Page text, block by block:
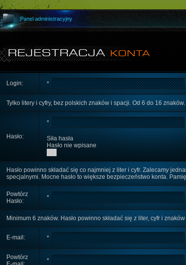
Panel administracyjny
REJESTRACJAKONTA
Login: *
Tylko litery i cyfry, bez polskich znaków i spacji. Od 6 do 16 znaków.
Hasło:
*
Siła hasła
Hasło nie wpisane
Hasło powinno składać się co najmniej z liter i cyfr. Zalecamy
specjalnymi. Mocne hasło to większe bezpieczeństwo konta.
Powtórz
Hasło:
*
Minimum 6 znaków. Hasło powinno składać się z liter, cyfr i
E-mail: *
Powtórz
*